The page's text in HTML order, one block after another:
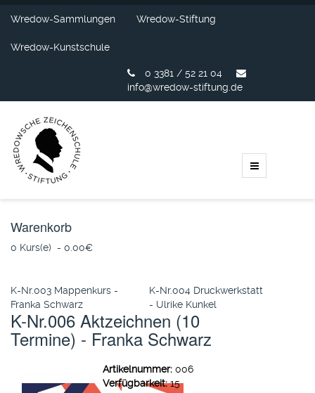
Wredow-Sammlungen Wredow-Stiftung
Wredow-Kunstschule
0 3381 / 52 21 04
info@wredow-stiftung.de
Warenkorb
0 Kurs(e) - 0.00‎€
K-Nr.003 Mappenkurs -
Franka Schwarz
K-Nr.004 Druckwerkstatt
- Ulrike Kunkel
K-Nr.006 Aktzeichnen (10
Termine) - Franka Schwarz
Artikelnummer: 006
Verfügbarkeit: 15